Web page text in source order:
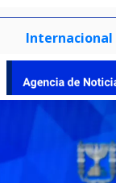
Internacional